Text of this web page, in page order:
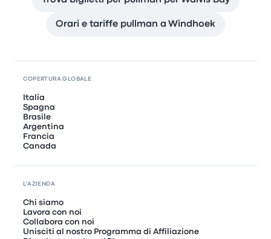
Orari e tariffe pullman a Windhoek
COPERTURA GLOBALE
Italia
Spagna
Brasile
Argentina
Francia
Canada
L'AZIENDA
Chi siamo
Lavora con noi
Collabora con noi
Unisciti al nostro Programma di Affiliazione